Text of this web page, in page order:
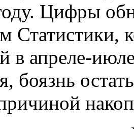
Цифры
Статистики,
в апреле-
боязнь